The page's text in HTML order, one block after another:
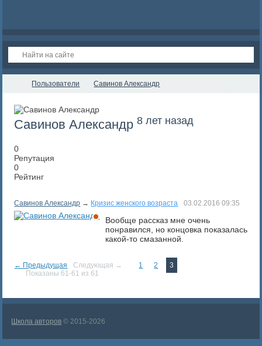
Пользователи Савинов Александр
Савинов Александр8 лет назад
0
Репутация
0
Рейтинг
Савинов Александр → Кризис женского возраста 03.02.2016 09:35
Вообще рассказ мне очень
понравился, но концовка показалась
какой-то смазанной.
← Предыдущая Следующая → 1 2
3
Показаны 61-61 из 61
Школа авторов © 2015-2026